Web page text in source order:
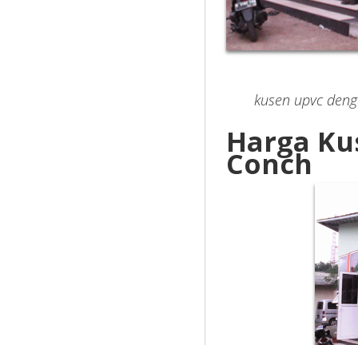
kusen upvc
Harga
Conch